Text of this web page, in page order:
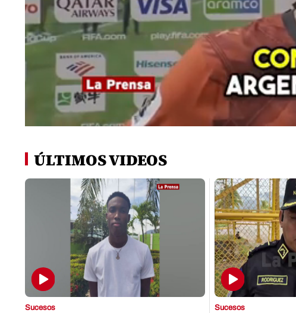
secondsVolume
0%
ÚLTIMOS VIDEOS
Sucesos Sucesos